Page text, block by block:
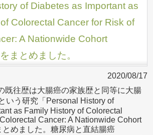
of Diabetes as Important as
Colorectal Cancer for Risk of
A Nationwide Cohort
まとめました。
2020/08/17
既往歴は大腸癌の家族歴と同等に大腸
いう研究「Personal History of
as Family History of Colorectal
Cancer: A Nationwide Cohort
めました。糖尿病と直結腸癌